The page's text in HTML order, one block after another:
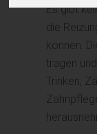
Es gibt
die
können.
tragen
Trinken,